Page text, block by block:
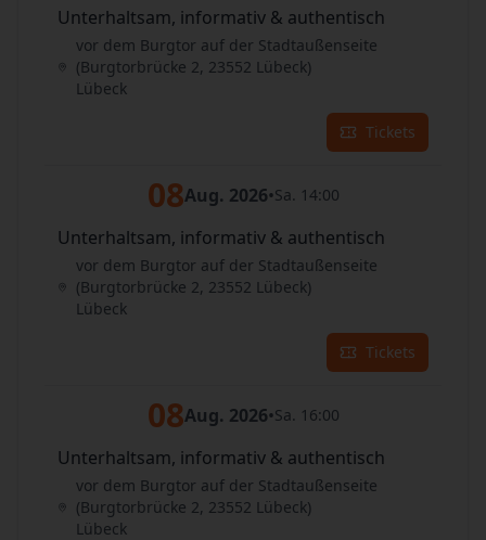
Unterhaltsam, informativ & authentisch
vor dem Burgtor auf der Stadtaußenseite
(Burgtorbrücke 2, 23552 Lübeck)
Lübeck
Tickets
08Aug. 2026•Sa. 14:00
Unterhaltsam, informativ & authentisch
vor dem Burgtor auf der Stadtaußenseite
(Burgtorbrücke 2, 23552 Lübeck)
Lübeck
Tickets
08Aug. 2026•Sa. 16:00
Unterhaltsam, informativ & authentisch
vor dem Burgtor auf der Stadtaußenseite
(Burgtorbrücke 2, 23552 Lübeck)
Lübeck